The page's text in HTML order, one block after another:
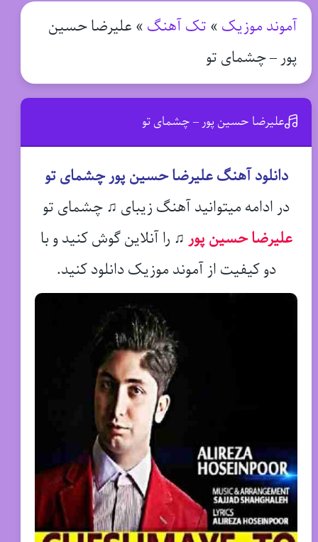
آموند موزیک » تک آهنگ » علیرضا حسین
پور – چشمای تو
علیرضا حسین پور – چشمای تو
دانلود آهنگ علیرضا حسین پور چشمای تو
در ادامه میتوانید آهنگ زیبای ♫ چشمای تو
علیرضا حسین پور ♫ را آنلاین گوش کنید و با
دو کیفیت از آموند موزیک دانلود کنید.